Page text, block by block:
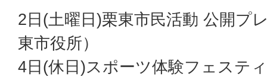
2日(土曜日)栗東市民活動 公開プ
東市役所）
4日(休日)スポーツ体験フェステ